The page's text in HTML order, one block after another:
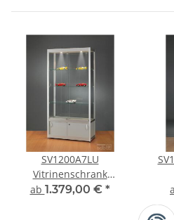
SV1200A7LU
Vitrinenschrank
Glasvitrine Vitrine mit
ab 1.379,00 € *